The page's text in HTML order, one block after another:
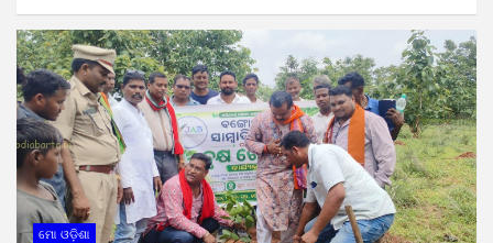
ମୋ ଓଡ଼ିଶା